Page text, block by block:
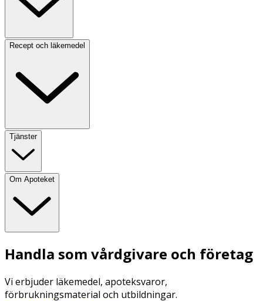
Recept och läkemedel
Tjänster
Om Apoteket
Handla som vårdgivare och företag
Vi erbjuder läkemedel, apoteksvaror,
förbrukningsmaterial och utbildningar.